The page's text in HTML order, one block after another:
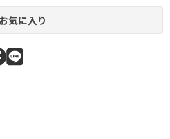
お気に入り